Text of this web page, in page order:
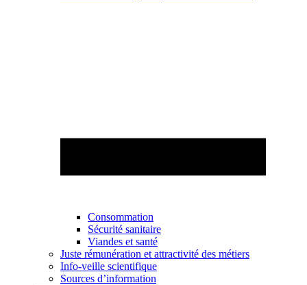
Consommation
Sécurité sanitaire
Viandes et santé
Juste rémunération et attractivité des métiers
Info-veille scientifique
Sources d’information